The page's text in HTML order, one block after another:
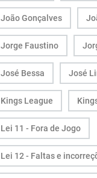
João Gonçalves
Jorge Faustino
José Bessa José
Kings League
Lei 11 - Fora de Jogo
Lei 12 - Faltas e